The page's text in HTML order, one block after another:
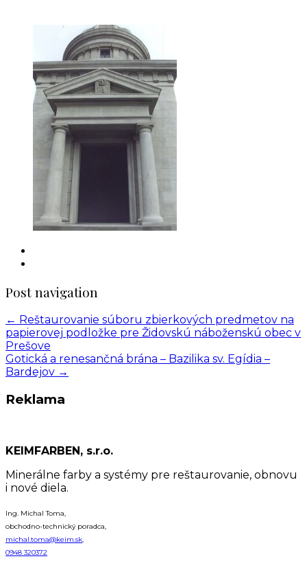
Post navigation
← Reštaurovanie súboru zbierkových predmetov na
papierovej podložke pre Židovskú náboženskú obec v
Prešove
Gotická a renesančná brána – Bazilika sv. Egídia –
Bardejov →
Reklama
KEIMFARBEN, s.r.o.
Minerálne farby a systémy pre reštaurovanie, obnovu
i nové diela.
Ing. Michal Toma,
obchodno-technický poradca,
michal.toma@keim.sk,
0948 320372